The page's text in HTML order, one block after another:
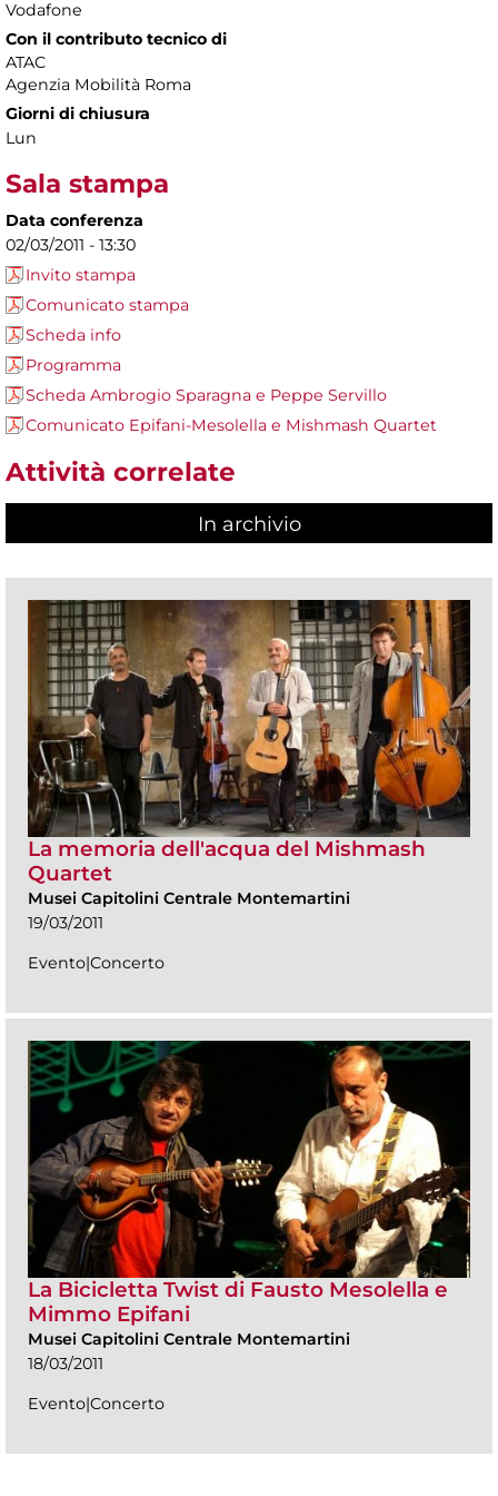
Vodafone
Con il contributo tecnico di
ATAC
Agenzia Mobilità Roma
Giorni di chiusura
Lun
Sala stampa
Data conferenza
02/03/2011 - 13:30
Invito stampa
Comunicato stampa
Scheda info
Programma
Scheda Ambrogio Sparagna e Peppe Servillo
Comunicato Epifani-Mesolella e Mishmash Quartet
Attività correlate
In archivio
La memoria dell'acqua del Mishmash
Quartet
Musei Capitolini Centrale Montemartini
19/03/2011
Evento|Concerto
La Bicicletta Twist di Fausto Mesolella e
Mimmo Epifani
Musei Capitolini Centrale Montemartini
18/03/2011
Evento|Concerto